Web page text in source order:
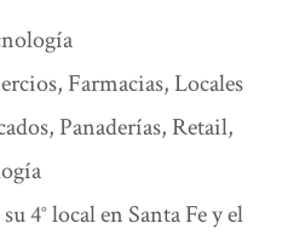
, Farmacias,Locales
, Panaderías, Retail,
4° local en Santa Fe y el